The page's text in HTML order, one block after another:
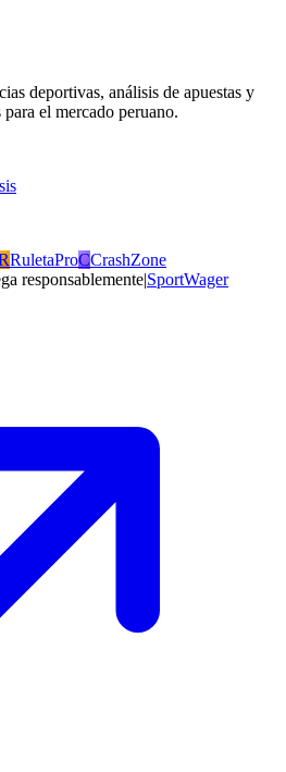
deportivas, análisis de apuestas y
para el mercado peruano.
RuletaProCCrashZone
responsablemente|SportWager